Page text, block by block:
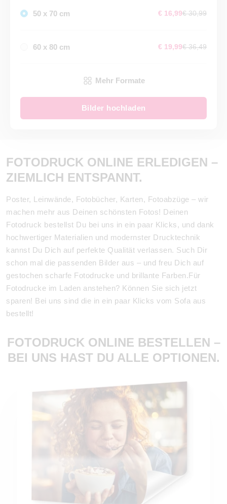
50 x 70 cm € 16,99€ 30,99
60 x 80 cm € 19,99€ 36,49
Mehr Formate
Bilder hochladen
FOTODRUCK ONLINE ERLEDIGEN –
ZIEMLICH ENTSPANNT.
Poster, Leinwände, Fotobücher, Karten, Fotoabzüge – wir
machen mehr aus Deinen schönsten Fotos! Deinen
Fotodruck bestellst Du bei uns in ein paar Klicks, und dank
hochwertiger Materialien und modernster Drucktechnik
kannst Du Dich auf perfekte Qualität verlassen. Such Dir
schon mal die passenden Bilder aus – und freu Dich auf
gestochen scharfe Fotodrucke und brillante Farben.Für
Fotodrucke im Laden anstehen? Können Sie sich jetzt
sparen! Bei uns sind die in ein paar Klicks vom Sofa aus
bestellt!
FOTODRUCK ONLINE BESTELLEN –
BEI UNS HAST DU ALLE OPTIONEN.